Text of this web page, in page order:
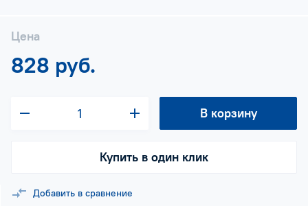
Цена
828 руб.
В корзину
Купить в один клик
Добавить в сравнение